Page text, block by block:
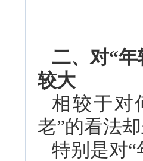
二、对“年
较大
相较于对
老”的看法
特别是对“